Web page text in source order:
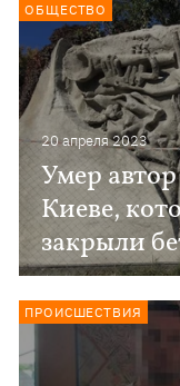
20 апреля 2023
Умер
Киеве,
закрыли
ОБЩЕСТВО
ПРОИСШЕСТВИЯ